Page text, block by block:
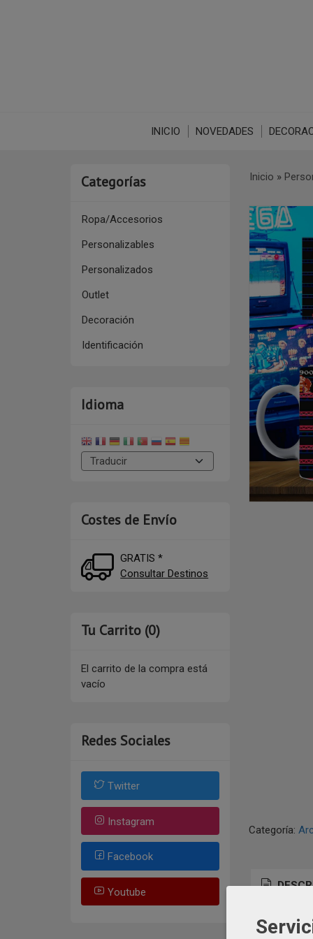
INICIO NOVEDADES
Categorías
Ropa/Accesorios
Personalizables
Personalizados
Outlet
Decoración
Identificación
Idioma
Costes de Envío
GRATIS *
Consultar Destinos
Tu Carrito (0)
El carrito de la compra está
vacío
Redes Sociales
Twitter
Instagram
Facebook
Youtube
Inicio »
Categoría: